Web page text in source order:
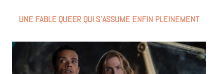
UNE FABLE QUEER QUI S’ASSUME ENFIN PLEINEMENT